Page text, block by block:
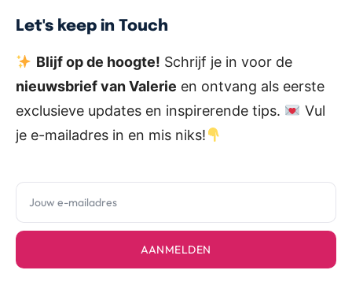
Let's keep in Touch
Blijf op de hoogte! Schrijf je in voor de
nieuwsbrief van Valerie en ontvang als eerste
exclusieve updates en inspirerende tips.
Vul
je e-mailadres in en mis niks!
AANMELDEN